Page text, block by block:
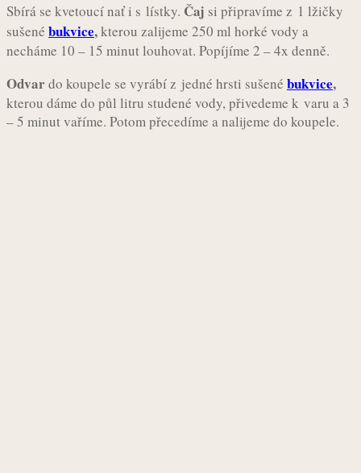
Sbírá se kvetoucí nať i s lístky. Čaj si připravíme z 1 lžičky
sušené bukvice,kterou zalijeme 250 ml horké vody a
necháme 10 – 15 minut louhovat. Popíjíme 2 – 4x denně.
Odvardo koupele se vyrábí z jedné hrsti sušené bukvice,
kterou dáme do půl litru studené vody, přivedeme k varu a 3
– 5 minut vaříme. Potom přecedíme a nalijeme do koupele.